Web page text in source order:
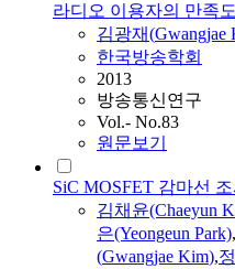
라디오 이용자의 만족
김광재(Gwangjae
한국방송학회
2013
방송통신연구
Vol.- No.83
원문보기
SiC MOSFET 감마선
김채윤(Chaeyun
은(Yeongeun Park),
(Gwangjae Kim),